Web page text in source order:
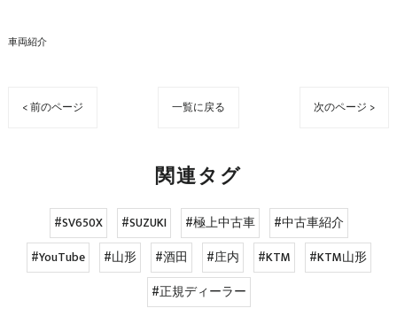
車両紹介
< 前のページ 一覧に戻る 次のページ >
関連タグ
#SV650X #SUZUKI #極上中古車
#中古車紹介
#YouTube
#山形 #酒田 #庄内 #KTM
#KTM山形
#正規ディーラー